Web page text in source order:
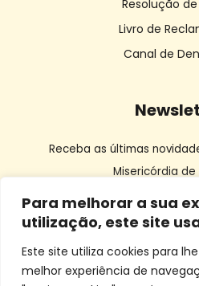
Para melhorar a sua
utilização, este site
Este site utiliza cookies para
melhor experiência de
Resolução
Livro de
Canal de
Receba as últimas
Misericórdia de